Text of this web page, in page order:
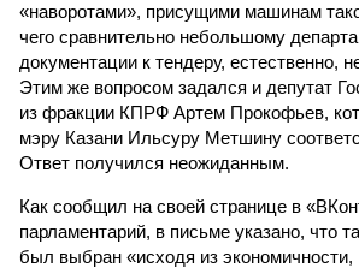
«наворотами», присущими машинам
чего сравнительно небольшому
документации к тендеру, естественно,
Этим же вопросом задался и депутат
из фракции КПРФ Артем Прокофьев,
мэру Казани Ильсуру Метшину
Ответ получился неожиданным.
Как сообщил на своей странице в
парламентарий, в письме указано, что
был выбран «исходя из экономичности,